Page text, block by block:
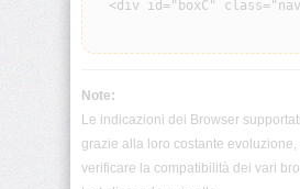
border
border-
block
border-
block-
<div id="boxC"
Note:
Le indicazioni dei Browser
grazie alla loro costante
verificare la compatibilità dei vari